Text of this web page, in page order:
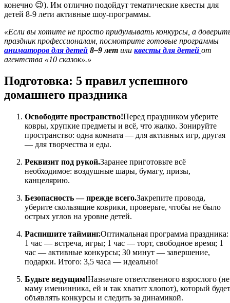
конечно 😉). Им отлично подойдут тематические квесты для
детей 8-9 лети активные шоу-программы.
«Если вы хотите не просто придумывать конкурсы, а
праздник профессионалам, посмотрите готовые программы
аниматоров для детей 8–9 лет или квесты для детей от
агентства «10 сказок».»
Подготовка: 5 правил успешного
домашнего праздника
Освободите пространство!Перед праздником уберите
ковры, хрупкие предметы и всё, что жалко. Зонируйте
пространство: одна комната — для активных игр, другая
— для творчества и еды.
Реквизит под рукой.Заранее приготовьте всё
необходимое: воздушные шары, бумагу, призы,
канцелярию.
Безопасность — прежде всего.Закрепите провода,
уберите скользящие коврики, проверьте, чтобы не было
острых углов на уровне детей.
Распишите тайминг.Оптимальная программа праздника:
1 час — встреча, игры; 1 час — торт, свободное время; 1
час — активные конкурсы; 30 минут — завершение,
подарки. Итого: 3,5 часа — идеально!
Будьте ведущим!Назначьте ответственного взрослого (не
маму именинника, ей и так хватит хлопот), который будет
объявлять конкурсы и следить за динамикой.